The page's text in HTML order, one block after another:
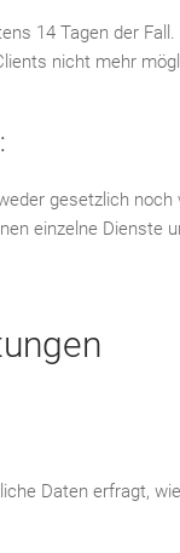
14 Tagen der
nicht mehr
gesetzlich
einzelne
Daten erfragt,